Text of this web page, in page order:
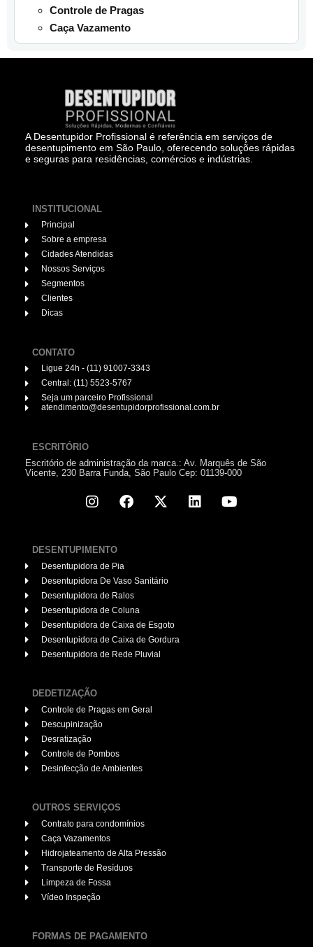
Controle de Pragas
Caça Vazamento
A Desentupidor Profissional é referência em serviços de
desentupimento em São Paulo, oferecendo soluções rápidas
e seguras para residências, comércios e indústrias.
INSTITUCIONAL
Principal
Sobre a empresa
Cidades Atendidas
Nossos Serviços
Segmentos
Clientes
Dicas
CONTATO
Ligue 24h - (11) 91007-3343
Central: (11) 5523-5767
Seja um parceiro Profissional
atendimento@desentupidorprofissional.com.br
ESCRITÓRIO
Escritório de administração da marca.: Av. Marquês de São
Vicente, 230 Barra Funda, São Paulo Cep: 01139-000
DESENTUPIMENTO
Desentupidora de Pia
Desentupidora De Vaso Sanitário
Desentupidora de Ralos
Desentupidora de Coluna
Desentupidora de Caixa de Esgoto
Desentupidora de Caixa de Gordura
Desentupidora de Rede Pluvial
DEDETIZAÇÃO
Controle de Pragas em Geral
Descupinização
Desratização
Controle de Pombos
Desinfecção de Ambientes
OUTROS SERVIÇOS
Contrato para condomínios
Caça Vazamentos
Hidrojateamento de Alta Pressão
Transporte de Resíduos
Limpeza de Fossa
Vídeo Inspeção
FORMAS DE PAGAMENTO